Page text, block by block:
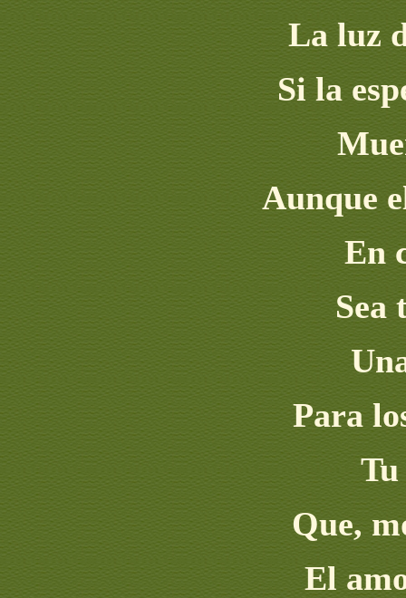
La luz
Si la
Aunque
En
Sea
Para
Que,
El